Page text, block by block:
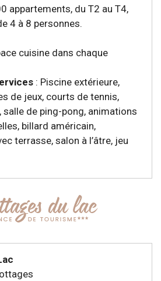
appartements, du T2 au T4,
4 à 8 personnes.
cuisine dans chaque
: Piscine extérieure,
de jeux, courts de tennis,
de ping-pong, animations
billard américain,
terrasse, salon à l’âtre, jeu